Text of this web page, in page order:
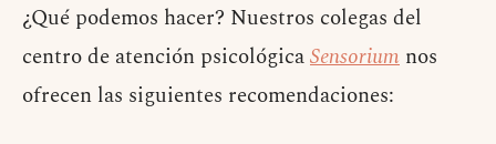
¿Qué podemos hacer? Nuestros colegas del
centro de atención psicológicaSensorium nos
ofrecen las siguientes recomendaciones: